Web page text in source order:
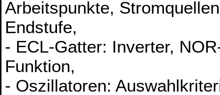
Arbeitspunkte,
Endstufe,
- ECL-Gatter: Inverter,
Funktion,
- Oszillatoren: